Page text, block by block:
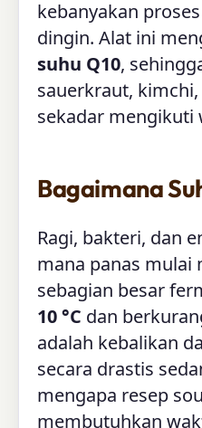
kebanyakan
dingin. Alat ini
suhu Q10,
sauerkraut,
sekadar mengikuti
Bagaimana
Ragi, bakteri, dan
mana panas mulai
sebagian besar
10 °C dan
adalah kebalikan
secara drastis
mengapa resep
membutuhkan